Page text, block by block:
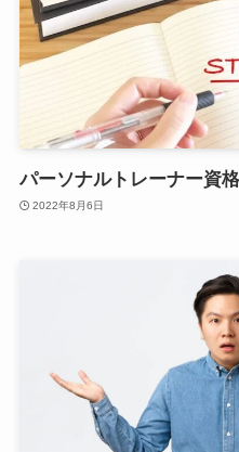
パーソナルトレーナー資
2022年8月6日